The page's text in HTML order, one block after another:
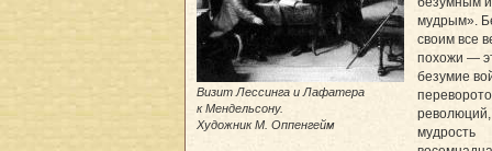
Визит Лессинга и Лафатера
к Мендельсону.
Художник М. Оппенгейм
мудрым».
своим все
похожи —
безумие
мудрость